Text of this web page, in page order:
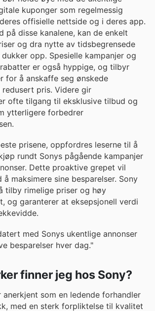
kuponger som regelmessig
offisielle nettside og i deres app.
på disse kanalene, kan de enkelt
og dra nytte av tidsbegrensede
opp. Spesielle kampanjer og
er også hyppige, og tilbyr
for å anskaffe seg ønskede
pris. Videre gir
ofte tilgang til eksklusive tilbud og
ytterligere forbedrer
prisene, oppfordres leserne til å
rundt Sonys pågående kampanjer
Dette proaktive grepet vil
å maksimere sine besparelser. Sony
tilby rimelige priser og høy
og garanterer at eksepsjonell verdi
med Sonys ukentlige annonser
besparelser hver dag."
finner jeg hos Sony?
anerkjent som en ledende forhandler
med en sterk forpliktelse til kvalitet